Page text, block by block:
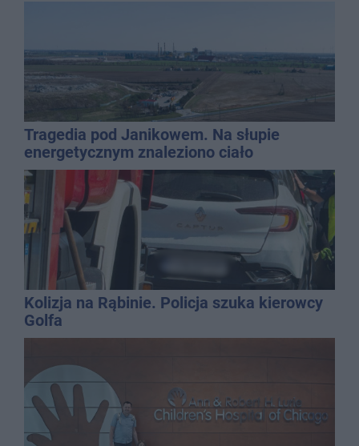
Tragedia pod Janikowem. Na słupie
energetycznym znaleziono ciało
mężczyzny
Kolizja na Rąbinie. Policja szuka kierowcy
Golfa